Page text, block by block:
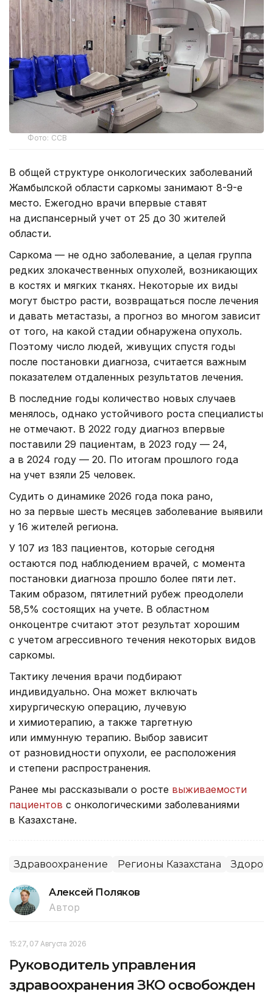
Фото: ССВ
В общей структуре онкологических заболеваний
Жамбылской области саркомы занимают 8-9-е
место. Ежегодно врачи впервые ставят
на диспансерный учет от 25 до 30 жителей
области.
Саркома — не одно заболевание, а целая группа
редких злокачественных опухолей, возникающих
в костях и мягких тканях. Некоторые их виды
могут быстро расти, возвращаться после лечения
и давать метастазы, а прогноз во многом зависит
от того, на какой стадии обнаружена опухоль.
Поэтому число людей, живущих спустя годы
после постановки диагноза, считается важным
показателем отдаленных результатов лечения.
В последние годы количество новых случаев
менялось, однако устойчивого роста специалисты
не отмечают. В 2022 году диагноз впервые
поставили 29 пациентам, в 2023 году — 24,
а в 2024 году — 20. По итогам прошлого года
на учет взяли 25 человек.
Судить о динамике 2026 года пока рано,
но за первые шесть месяцев заболевание выявили
у 16 жителей региона.
У 107 из 183 пациентов, которые сегодня
остаются под наблюдением врачей, с момента
постановки диагноза прошло более пяти лет.
Таким образом, пятилетний рубеж преодолели
58,5% состоящих на учете. В областном
онкоцентре считают этот результат хорошим
с учетом агрессивного течения некоторых видов
саркомы.
Тактику лечения врачи подбирают
индивидуально. Она может включать
хирургическую операцию, лучевую
и химиотерапию, а также таргетную
или иммунную терапию. Выбор зависит
от разновидности опухоли, ее расположения
и степени распространения.
Ранее мы рассказывали о росте выживаемости
пациентов с онкологическими заболеваниями
в Казахстане.
Здравоохранение Регионы Казахстана
Алексей Поляков
Автор
15:27, 07 Августа 2026
Руководитель управления
здравоохранения ЗКО освобожден